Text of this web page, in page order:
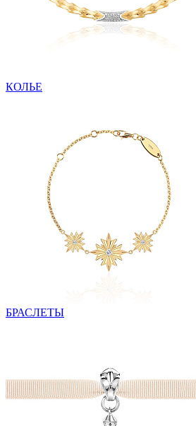
КОЛЬЕ
БРАСЛЕТЫ